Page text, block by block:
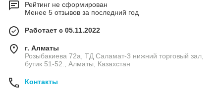
Рейтинг не сформирован
Менее 5 отзывов за последний год
Работает с 05.11.2022
г. Алматы
Розыбакиева 72а, ТД Саламат-3 нижний торговый зал,
бутик 51-52., Алматы, Казахстан
Контакты